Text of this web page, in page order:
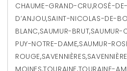
CHAUME-GRAND-CRU,ROSÉ-
D’ANJOU,SAINT-NICOLAS-DE-
BLANC,SAUMUR-BRUT,SAUMUR-
PUY-NOTRE-DAME,SAUMUR-
ROUGE,SAVENNIÈRES,
MOINES,TOURAINE,TOURAINE-